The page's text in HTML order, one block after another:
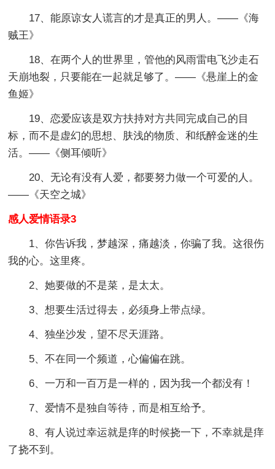
17、能原谅女人谎言的才是真正的男人。——《海
贼王》
18、在两个人的世界里，管他的风雨雷电飞沙走石
天崩地裂，只要能在一起就足够了。——《悬崖上的金
鱼姬》
19、恋爱应该是双方扶持对方共同完成自己的目
标，而不是虚幻的思想、肤浅的物质、和纸醉金迷的生
活。——《侧耳倾听》
20、无论有没有人爱，都要努力做一个可爱的人。
——《天空之城》
感人爱情语录3
1、你告诉我，梦越深，痛越淡，你骗了我。这很伤
我的心。这里疼。
2、她要做的不是菜，是太太。
3、想要生活过得去，必须身上带点绿。
4、独坐沙发，望不尽天涯路。
5、不在同一个频道，心偏偏在跳。
6、一万和一百万是一样的，因为我一个都没有！
7、爱情不是独自等待，而是相互给予。
8、有人说过幸运就是痒的时候挠一下，不幸就是痒
了挠不到。